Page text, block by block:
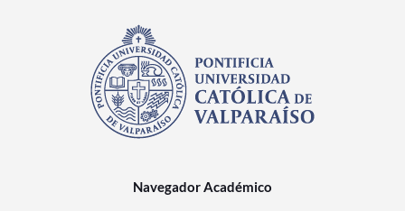
Navegador Académico